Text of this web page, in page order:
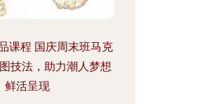
课程 国庆周末班马克
技法，助力潮人梦想
鲜活呈现